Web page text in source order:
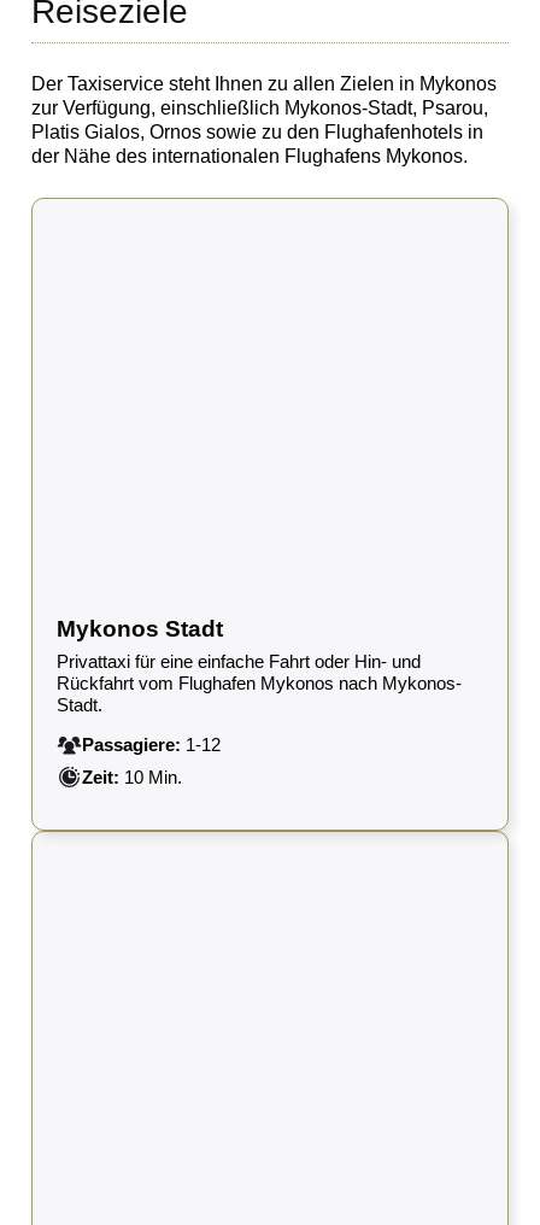
Reiseziele
Der Taxiservice steht Ihnen zu allen Zielen in Mykonos
zur Verfügung, einschließlich Mykonos-Stadt, Psarou,
Platis Gialos, Ornos sowie zu den Flughafenhotels in
der Nähe des internationalen Flughafens Mykonos.
Mykonos Stadt
Privattaxi für eine einfache Fahrt oder Hin- und
Rückfahrt vom Flughafen Mykonos nach Mykonos-
Stadt.
Passagiere: 1-12
Zeit: 10 Min.